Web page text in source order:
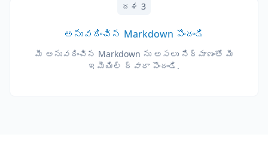
దశ 3
అనువదించిన Markdown పొందండి
మీ అనువదించిన Markdown ను అసలు నిర్మాణంతో మీ
ఇమెయిల్ ద్వారా పొందండి.